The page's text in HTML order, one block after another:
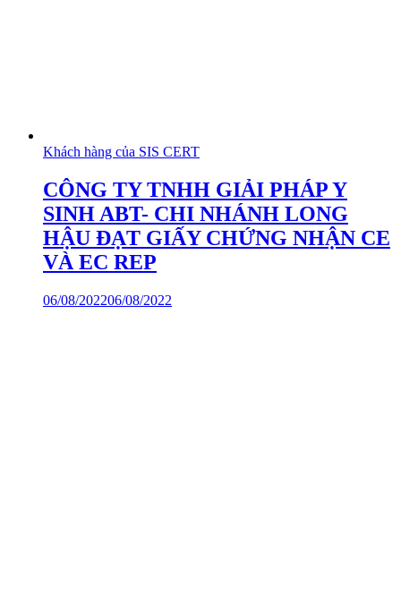
Khách hàng của SIS CERT
CÔNG TY TNHH GIẢI PHÁP Y
SINH ABT- CHI NHÁNH LONG
HẬU ĐẠT GIẤY CHỨNG NHẬN CE
VÀ EC REP
06/08/202206/08/2022